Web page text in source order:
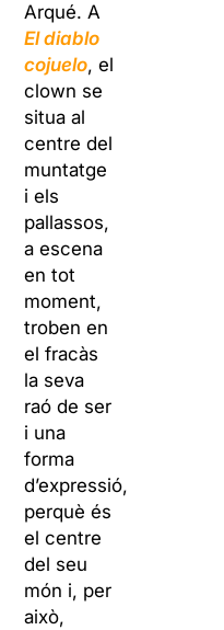
Arqué. A
El diablo
cojuelo, el
clown se
situa al
centre del
muntatge
i els
pallassos,
a escena
en tot
moment,
troben en
el fracàs
la seva
raó de ser
i una
forma
d’expressió,
perquè és
el centre
del seu
món i, per
això,